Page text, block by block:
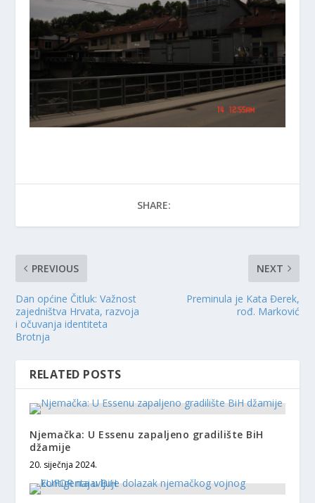
SHARE:
PREVIOUS
Dan općine Čitluk: Važnost
zajedništva Hrvata, razvoja
i očuvanja identiteta
Brotnja
NEXT
Preminula je Kata Đerek,
rođ. Marković
RELATED POSTS
Njemačka: U Essenu zapaljeno gradilište BiH
džamije
20. siječnja 2024.